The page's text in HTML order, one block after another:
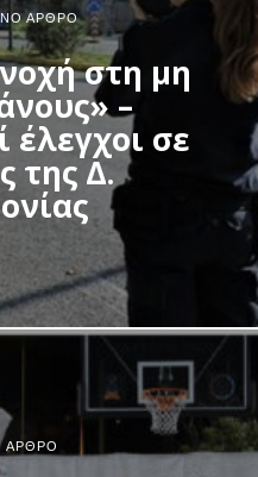
ΆΡΘΡΟ
στη μη
–
έλεγχοι σε
της Δ.
ΆΡΘΡΟ